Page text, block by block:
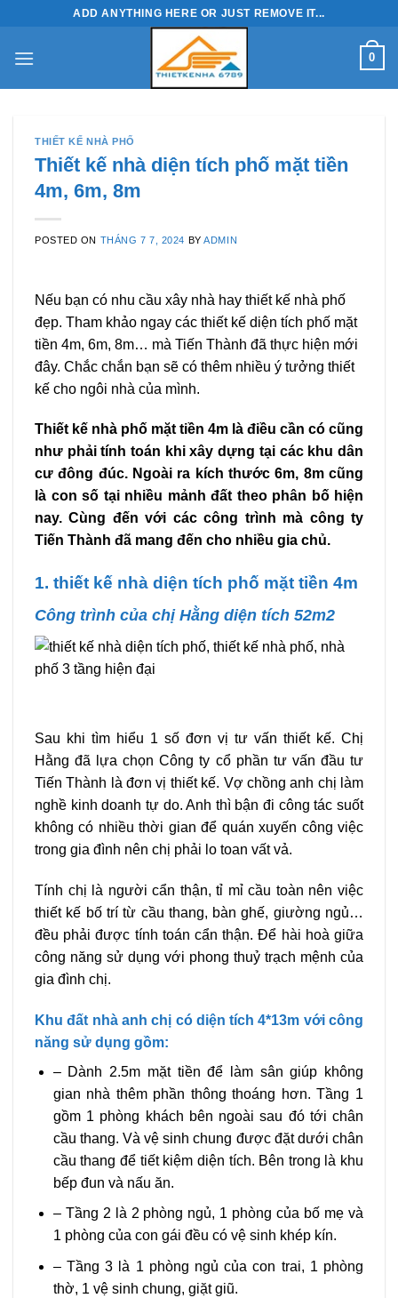
content
ADD ANYTHING HERE OR JUST REMOVE IT...
0
THIẾT KẾ NHÀ PHỐ
Thiết kế nhà diện tích phố mặt tiền
4m, 6m, 8m
POSTED ON THÁNG 7 7, 2024 BYADMIN
Nếu bạn có nhu cầu xây nhà hay thiết kế nhà phố
đẹp. Tham khảo ngay các thiết kế diện tích phố mặt
tiền 4m, 6m, 8m… mà Tiến Thành đã thực hiện mới
đây. Chắc chắn bạn sẽ có thêm nhiều ý tưởng thiết
kế cho ngôi nhà của mình.
Thiết kế nhà phố mặt tiền 4m là điều cần có cũng
như phải tính toán khi xây dựng tại các khu dân
cư đông đúc. Ngoài ra kích thước 6m, 8m cũng
là con số tại nhiều mảnh đất theo phân bố hiện
nay. Cùng đến với các công trình mà công ty
Tiến Thành đã mang đến cho nhiều gia chủ.
1. thiết kế nhà diện tích phố mặt tiền 4m
Công trình của chị Hằng diện tích 52m2
Sau khi tìm hiểu 1 số đơn vị tư vấn thiết kế. Chị
Hằng đã lựa chọn Công ty cổ phần tư vấn đầu tư
Tiến Thành là đơn vị thiết kế. Vợ chồng anh chị làm
nghề kinh doanh tự do. Anh thì bận đi công tác suốt
không có nhiều thời gian để quán xuyến công việc
trong gia đình nên chị phải lo toan vất vả.
Tính chị là người cẩn thận, tỉ mỉ cầu toàn nên việc
thiết kế bố trí từ cầu thang, bàn ghế, giường ngủ…
đều phải được tính toán cẩn thận. Để hài hoà giữa
công năng sử dụng với phong thuỷ trạch mệnh của
gia đình chị.
Khu đất nhà anh chị có diện tích 4*13m với công
năng sử dụng gồm:
– Dành 2.5m mặt tiền để làm sân giúp không
gian nhà thêm phần thông thoáng hơn. Tầng 1
gồm 1 phòng khách bên ngoài sau đó tới chân
cầu thang. Và vệ sinh chung được đặt dưới chân
cầu thang để tiết kiệm diện tích. Bên trong là khu
bếp đun và nấu ăn.
– Tầng 2 là 2 phòng ngủ, 1 phòng của bố mẹ và
1 phòng của con gái đều có vệ sinh khép kín.
– Tầng 3 là 1 phòng ngủ của con trai, 1 phòng
thờ, 1 vệ sinh chung, giặt giũ.